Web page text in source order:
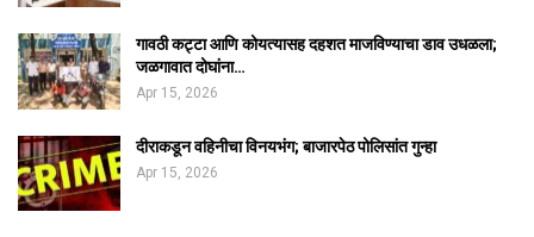
गावठी कट्टा आणि कोयत्यासह दहशत माजविण्याचा डाव उधळला;
जळगावात दोघांना…
Apr 15, 2026
दीराकडून वहिनीचा विनयभंग; बाजारपेठ पोलिसांत गुन्हा
Apr 15, 2026